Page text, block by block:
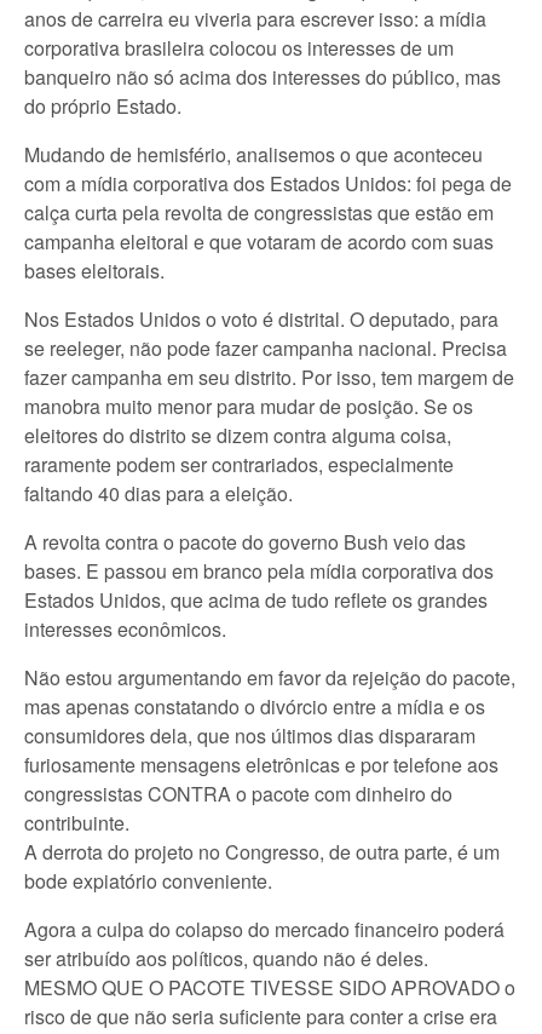
anos de carreira eu viveria para escrever isso: a mídia
corporativa brasileira colocou os interesses de um
banqueiro não só acima dos interesses do público, mas
do próprio Estado.
Mudando de hemisfério, analisemos o que aconteceu
com a mídia corporativa dos Estados Unidos: foi pega de
calça curta pela revolta de congressistas que estão em
campanha eleitoral e que votaram de acordo com suas
bases eleitorais.
Nos Estados Unidos o voto é distrital. O deputado, para
se reeleger, não pode fazer campanha nacional. Precisa
fazer campanha em seu distrito. Por isso, tem margem de
manobra muito menor para mudar de posição. Se os
eleitores do distrito se dizem contra alguma coisa,
raramente podem ser contrariados, especialmente
faltando 40 dias para a eleição.
A revolta contra o pacote do governo Bush veio das
bases. E passou em branco pela mídia corporativa dos
Estados Unidos, que acima de tudo reflete os grandes
interesses econômicos.
Não estou argumentando em favor da rejeição do pacote,
mas apenas constatando o divórcio entre a mídia e os
consumidores dela, que nos últimos dias dispararam
furiosamente mensagens eletrônicas e por telefone aos
congressistas CONTRA o pacote com dinheiro do
contribuinte.
A derrota do projeto no Congresso, de outra parte, é um
bode expiatório conveniente.
Agora a culpa do colapso do mercado financeiro poderá
ser atribuído aos políticos, quando não é deles.
MESMO QUE O PACOTE TIVESSE SIDO APROVADO o
risco de que não seria suficiente para conter a crise era